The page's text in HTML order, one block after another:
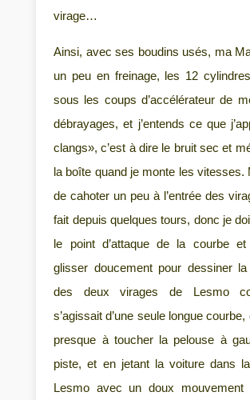
virage…
Ainsi, avec ses boudins usés, ma
un peu en freinage, les 12
sous les coups d’accélérateur de
débrayages, et j’entends ce que
clangs», c’est à dire le bruit sec et
la boîte quand je monte les vitesses.
de cahoter un peu à l’entrée des
fait depuis quelques tours, donc je
le point d’attaque de la courbe
glisser doucement pour dessiner la
des deux virages de Lesmo
s’agissait d’une seule longue
presque à toucher la pelouse à
piste, et en jetant la voiture dans
Lesmo avec un doux mouvement